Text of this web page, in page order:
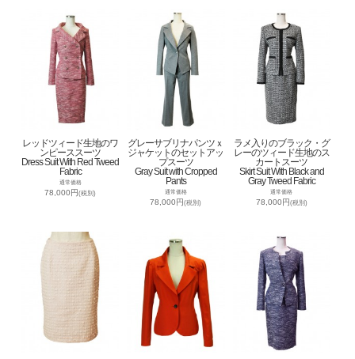
レッドツィード生地のワ
ンピーススーツ
Dress Suit With Red Tweed
Fabric
通常価格
78,000円(税別)
グレーサブリナパンツｘ
ジャケットのセットアッ
プスーツ
Gray Suit with Cropped
Pants
通常価格
78,000円(税別)
ラメ入りのブラック・グ
レーのツィード生地のス
カートスーツ
Skirt Suit With Black and
Gray Tweed Fabric
通常価格
78,000円(税別)